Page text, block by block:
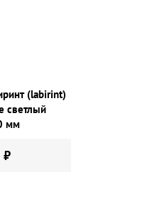
(labirint)
светлый
мм
₽